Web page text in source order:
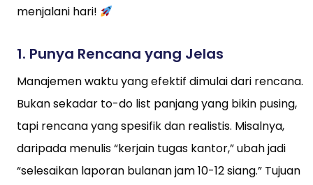
menjalani hari!
1. Punya Rencana yang Jelas
Manajemen waktu yang efektif dimulai dari rencana.
Bukan sekadar to-do list panjang yang bikin pusing,
tapi rencana yang spesifik dan realistis. Misalnya,
daripada menulis “kerjain tugas kantor,” ubah jadi
“selesaikan laporan bulanan jam 10-12 siang.” Tujuan